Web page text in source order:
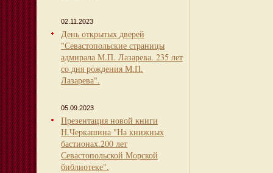
02.11.2023
День открытых дверей
"Севастопольские страницы
адмирала М.П. Лазарева. 235 лет
со дня рождения М.П.
Лазарева".
05.09.2023
Презентация новой книги
Н.Черкашина "На книжных
бастионах.200 лет
Севастопольской Морской
библиотеке".